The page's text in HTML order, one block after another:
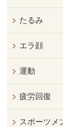
たるみ
エラ顔
運動
疲労回復
スポーツメ